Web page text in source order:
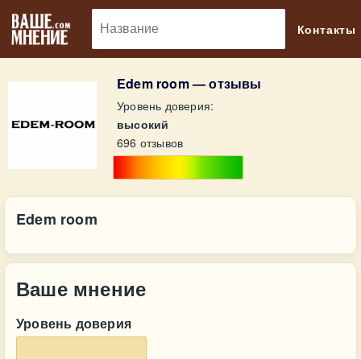
Контакты
Edem room — отзывы
Уровень доверия:
высокий
696 отзывов
Edem room
Ваше мнение
Уровень доверия